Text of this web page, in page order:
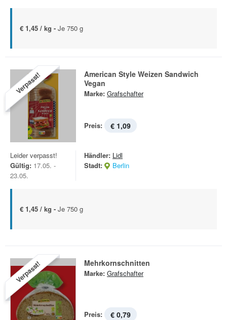
€ 1,45 / kg - Je 750 g
Verpasst!
American Style Weizen Sandwich
Vegan
Marke: Grafschafter
Preis: € 1,09
Leider verpasst!
Gültig: 17.05. -
23.05.
Händler: Lidl
Stadt:
Berlin
€ 1,45 / kg - Je 750 g
Verpasst! Mehrkornschnitten
Marke: Grafschafter
Preis: € 0,79